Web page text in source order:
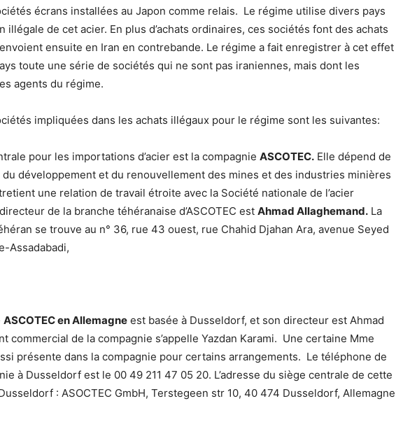
écrans installées au Japon comme relais. Le régime utilise divers pays
illégale de cet acier. En plus d’achats ordinaires, ces sociétés font des achats
ensuite en Iran en contrebande. Le régime a fait enregistrer à cet effet
toute une série de sociétés qui ne sont pas iraniennes, mais dont les
agents du régime.
impliquées dans les achats illégaux pour le régime sont les suivantes:
pour les importations d’acier est la compagnie ASCOTEC. Elle dépend de
du développement et du renouvellement des mines et des industries minières
une relation de travail étroite avec la Société nationale de l’acier
de la branche téhéranaise d’ASCOTEC est Ahmad Allaghemand. La
se trouve au n° 36, rue 43 ouest, rue Chahid Djahan Ara, avenue Seyed
Assadabadi,
ASCOTEC en Allemagne est basée à Dusseldorf, et son directeur est Ahmad
commercial de la compagnie s’appelle Yazdan Karami. Une certaine Mme
présente dans la compagnie pour certains arrangements. Le téléphone de
à Dusseldorf est le 00 49 211 47 05 20. L’adresse du siège centrale de cette
: ASOCTEC GmbH, Terstegeen str 10, 40 474 Dusseldorf, Allemagne